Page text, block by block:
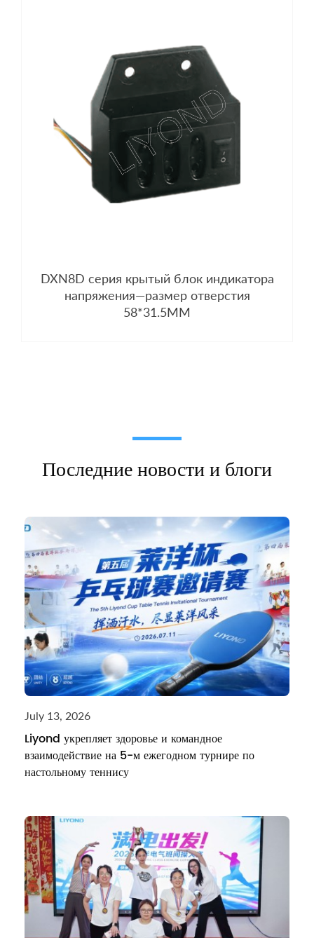
DXN8D серия крытый блок индикатора
напряжения—размер отверстия
58*31.5MM
Последние новости и блоги
July 13, 2026
Liyond укрепляет здоровье и командное
взаимодействие на 5-м ежегодном турнире по
настольному теннису